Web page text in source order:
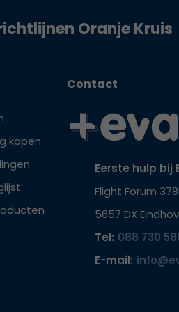
Oranje Kruis
kopen
Contact
Eerste hulp bij
Flight Forum
5657 DX
Tel: 088 730
E-mail: